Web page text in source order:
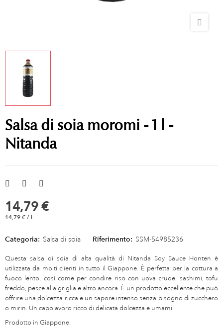
Salsa di soia moromi - 1 l -
Nitanda
14,79 €
14,79 € / l
Categoria: Salsa di soia Riferimento: SSM-54985236
Questa salsa di soia di alta qualità di Nitanda Soy Sauce Honten è
utilizzata da molti clienti in tutto il Giappone. È perfetta per la cottura a
fuoco lento, così come per condire riso con uova crude, sashimi, tofu
freddo, pesce alla griglia e altro ancora. È un prodotto eccellente che può
offrire una dolcezza ricca e un sapore intenso senza bisogno di zucchero
o mirin. Un capolavoro ricco di delicata dolcezza e umami.
Prodotto in Giappone.